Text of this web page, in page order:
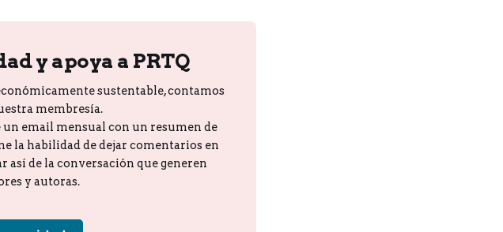
y apoya a PRTQ
sustentable, contamos
membresía.
un email mensual con un resumen de
la habilidad de dejar comentarios en
de la conversación que generen
y autoras.